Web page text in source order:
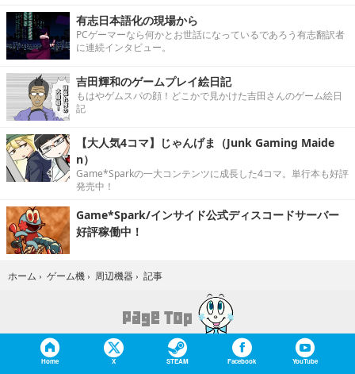
有志日本語化の現場から
PCゲーマーなら何かとお世話になっているであろう有志翻訳者
に連続インタビュー。
吉田輝和のゲームプレイ絵日記
もはやゲムスパの顔！どこかで見かけた吉田さんのゲーム絵日
記
【大人気4コマ】じゃんげま（Junk Gaming Maide
n）
Game*Sparkの一大コンテンツに成長した4コマ。単行本も好評
発売中！
Game*Spark/インサイド公式ディスコードサーバー
好評稼働中！
ホーム › ゲーム機 › 周辺機器 › 記事
Home X STEAM Facebook YouTube